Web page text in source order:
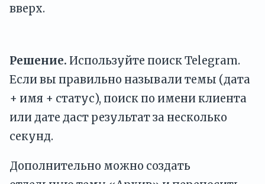
вверх.
Решение. Используйте поиск Telegram.
Если вы правильно называли темы (дата
+ имя + статус), поиск по имени клиента
или дате даст результат за несколько
секунд.
Дополнительно можно создать